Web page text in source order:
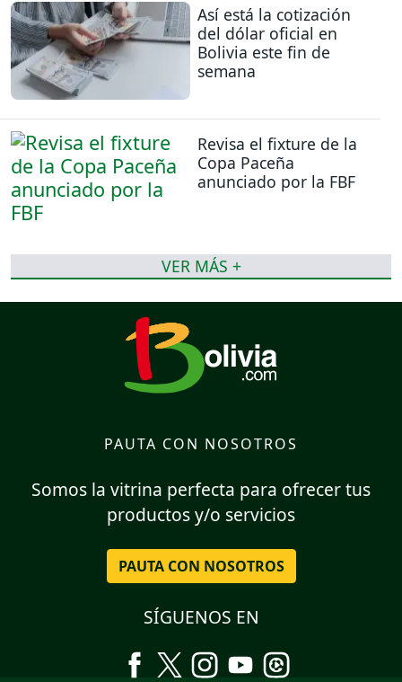
Así está la cotización
del dólar oficial en
Bolivia este fin de
semana
Revisa el fixture de la
Copa Paceña
anunciado por la FBF
VER MÁS +
PAUTA CON NOSOTROS
Somos la vitrina perfecta para ofrecer tus
productos y/o servicios
PAUTA CON NOSOTROS
SÍGUENOS EN